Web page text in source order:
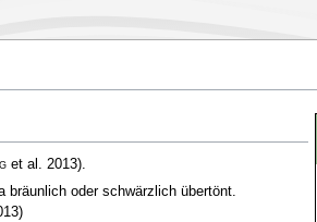
et al. 2013).
bräunlich oder schwärzlich übertönt.